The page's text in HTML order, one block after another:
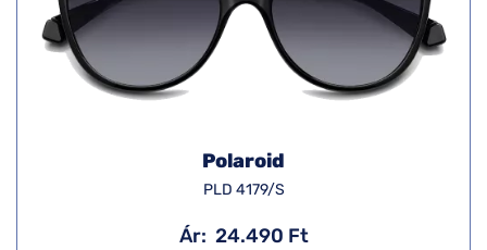
Polaroid
PLD 4179/S
Ár: 24.490 Ft